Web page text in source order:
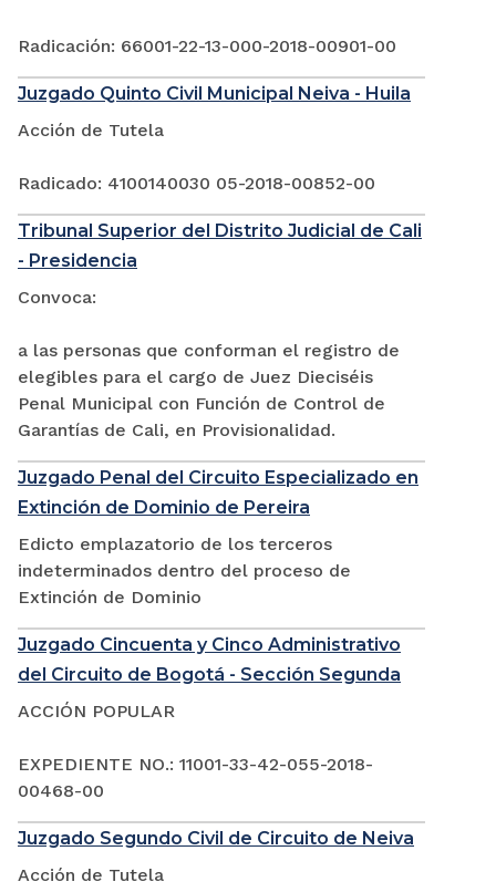
Radicación: 66001-22-13-000-2018-00901-00
Juzgado Quinto Civil Municipal Neiva - Huila
Acción de Tutela
Radicado: 4100140030 05-2018-00852-00
Tribunal Superior del Distrito Judicial de Cali
- Presidencia
Convoca:
a las personas que conforman el registro de
elegibles para el cargo de Juez Dieciséis
Penal Municipal con Función de Control de
Garantías de Cali, en Provisionalidad.
Juzgado Penal del Circuito Especializado en
Extinción de Dominio de Pereira
Edicto emplazatorio de los terceros
indeterminados dentro del proceso de
Extinción de Dominio
Juzgado Cincuenta y Cinco Administrativo
del Circuito de Bogotá - Sección Segunda
ACCIÓN POPULAR
EXPEDIENTE NO.: 11001-33-42-055-2018-
00468-00
Juzgado Segundo Civil de Circuito de Neiva
Acción de Tutela